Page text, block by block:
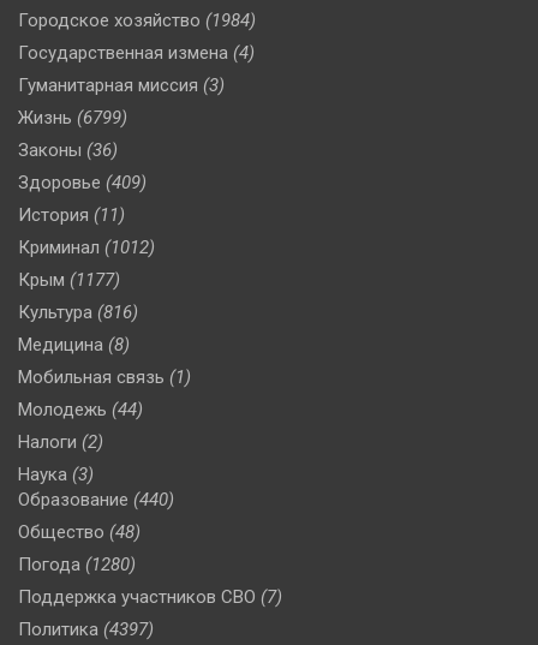
Городское хозяйство (1984)
Государственная измена (4)
Гуманитарная миссия (3)
Жизнь (6799)
Законы (36)
Здоровье (409)
История (11)
Криминал (1012)
Крым (1177)
Культура (816)
Медицина (8)
Мобильная связь (1)
Молодежь (44)
Налоги (2)
Наука (3)
Образование (440)
Общество (48)
Погода (1280)
Поддержка участников СВО (7)
Политика (4397)